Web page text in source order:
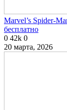
Marvel’s Spider-
бесплатно
0 42k 0
20 марта, 2026